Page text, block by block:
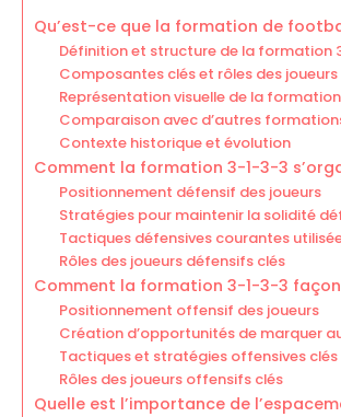
Qu’est-ce que la formation de
Définition et structure de la formation
Composantes clés et rôles des joueurs
Représentation visuelle de la formation
Comparaison avec d’autres
Contexte historique et évolution
Comment la formation 3-1-3-3
Positionnement défensif des joueurs
Stratégies pour maintenir la solidité
Tactiques défensives courantes
Rôles des joueurs défensifs clés
Comment la formation 3-1-3-3
Positionnement offensif des joueurs
Création d’opportunités de marquer
Tactiques et stratégies offensives clés
Rôles des joueurs offensifs clés
Quelle est l’importance de